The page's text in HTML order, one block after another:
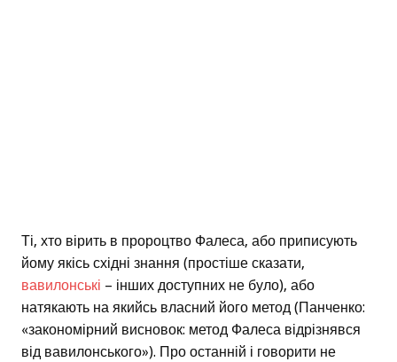
Ті, хто вірить в пророцтво Фалеса, або приписують
йому якісь східні знання (простіше сказати,
вавилонські – інших доступних не було), або
натякають на якийсь власний його метод (Панченко:
«закономірний висновок: метод Фалеса відрізнявся
від вавилонського»). Про останній і говорити не